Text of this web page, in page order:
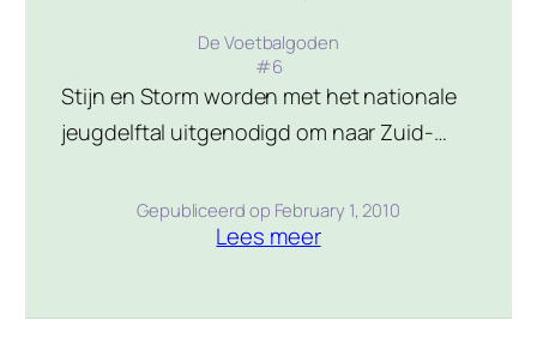
De Voetbalgoden
#6
Stijn en Storm worden met het nationale
jeugdelftal uitgenodigd om naar Zuid-
elftal de halve finale van het
wereldkampioenschap gehaald en mogen
Gepubliceerd op February 1, 2010
Lees meer